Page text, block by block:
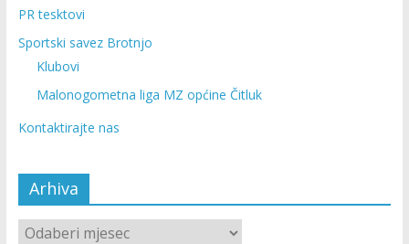
PR tesktovi
Sportski savez Brotnjo
Klubovi
Malonogometna liga MZ općine Čitluk
Kontaktirajte nas
Arhiva